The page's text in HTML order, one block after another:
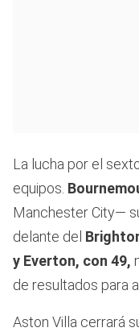
La lucha por el
equipos.
Manchester City—
delante del
y Everton, con 49,
de resultados para
Aston Villa cerrará